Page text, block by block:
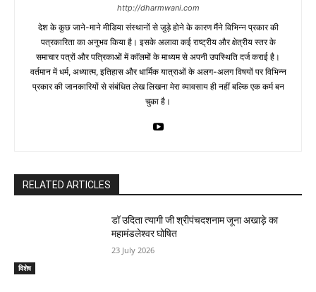
http://dharmwani.com
देश के कुछ जाने-माने मीडिया संस्थानों से जुड़े होने के कारण मैंने विभिन्न प्रकार की
पत्रकारिता का अनुभव किया है। इसके अलावा कई राष्ट्रीय और क्षेत्रीय स्तर के
समाचार पत्रों और पत्रिकाओं में काॅलमों के माध्यम से अपनी उपस्थिति दर्ज कराई है।
वर्तमान में धर्म, अध्यात्म, इतिहास और धार्मिक यात्राओं के अलग-अलग विषयों पर विभिन्न
प्रकार की जानकारियों से संबंधित लेख लिखना मेरा व्यावसाय ही नहीं बल्कि एक कर्म बन
चुका है।
RELATED ARTICLES
विशेष
डॉ उदिता त्यागी जी श्रीपंचदशनाम जूना अखाड़े का
महामंडलेश्वर घोषित
23 July 2026